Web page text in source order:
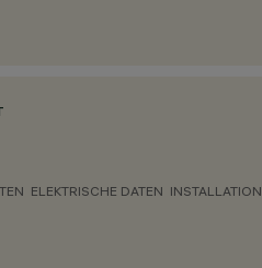
ELEKTRISCHE DATEN INSTALLATION